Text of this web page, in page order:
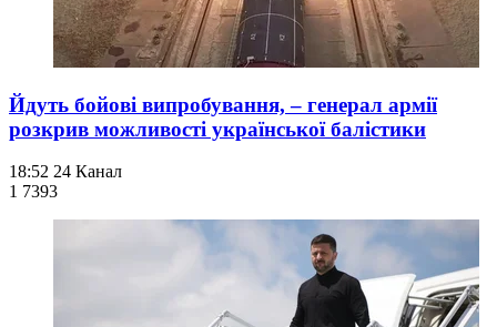
Йдуть бойові випробування, – генерал армії
розкрив можливості української балістики
18:52 24 Канал
1 7393